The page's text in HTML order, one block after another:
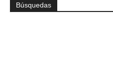
Búsquedas